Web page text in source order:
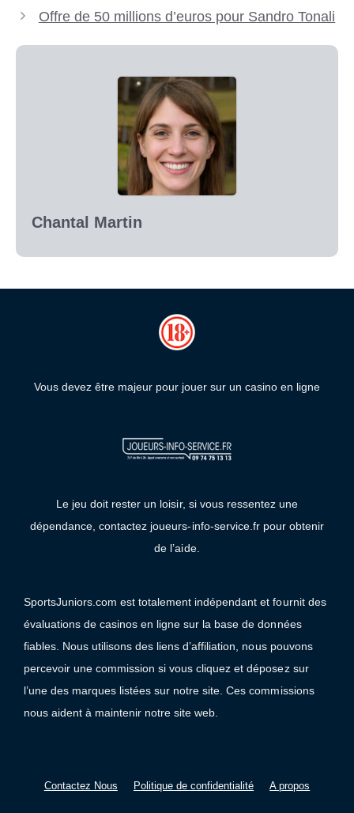
Offre de 50 millions d’euros pour Sandro Tonali
Chantal Martin
Vous devez être majeur pour jouer sur un casino en ligne
Le jeu doit rester un loisir, si vous ressentez une
dépendance, contactez joueurs-info-service.fr pour obtenir
de l’aide.
SportsJuniors.com est totalement indépendant et fournit des
évaluations de casinos en ligne sur la base de données
fiables. Nous utilisons des liens d’affiliation, nous pouvons
percevoir une commission si vous cliquez et déposez sur
l’une des marques listées sur notre site. Ces commissions
nous aident à maintenir notre site web.
Contactez Nous Politique de confidentialité A propos